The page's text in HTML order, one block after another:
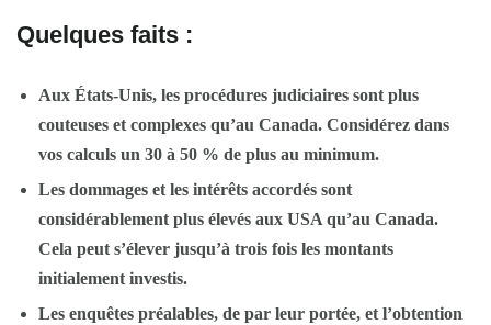
Quelques faits :
Aux États-Unis, les procédures judiciaires sont plus
couteuses et complexes qu’au Canada. Considérez dans
vos calculs un 30 à 50 % de plus au minimum.
Les dommages et les intérêts accordés sont
considérablement plus élevés aux USA qu’au Canada.
Cela peut s’élever jusqu’à trois fois les montants
initialement investis.
Les enquêtes préalables, de par leur portée, et l’obtention